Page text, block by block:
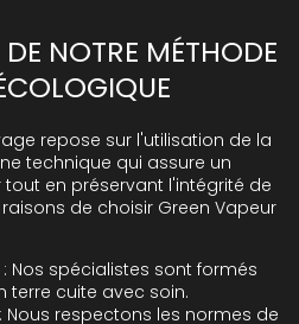
NOTRE MÉTHODE
repose sur l'utilisation de la
technique qui assure un
en préservant l'intégrité de
de choisir Green Vapeur
: Nos spécialistes sont formés
terre cuite avec soin.
: Nous respectons les normes de